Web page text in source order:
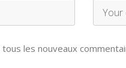
les nouveaux